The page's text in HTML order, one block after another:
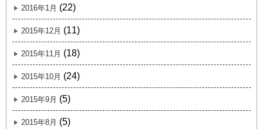
2016年1月 (22)
2015年12月 (11)
2015年11月 (18)
2015年10月 (24)
2015年9月 (5)
2015年8月 (5)